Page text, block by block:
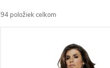
d
94 položiek celkom